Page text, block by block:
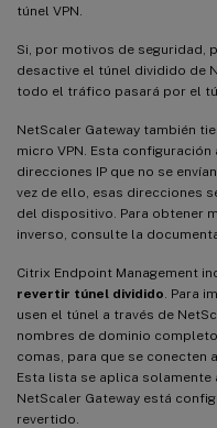
túnel VPN.
Si, por motivos de seguridad,
desactive el túnel dividido de
todo el tráfico pasará por el
NetScaler Gateway también
micro VPN. Esta
direcciones IP que no se
vez de ello, esas direcciones
del dispositivo. Para obtener
inverso, consulte la
Citrix Endpoint Management
revertir túnel dividido . Para
usen el túnel a través de
nombres de dominio
comas, para que se conecten
Esta lista se aplica solamente
NetScaler Gateway está
revertido.